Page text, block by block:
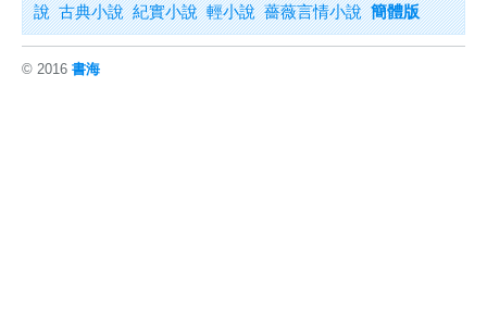
說 古典小說 紀實小說 輕小說 薔薇言情小說 簡體版
© 2016 書海